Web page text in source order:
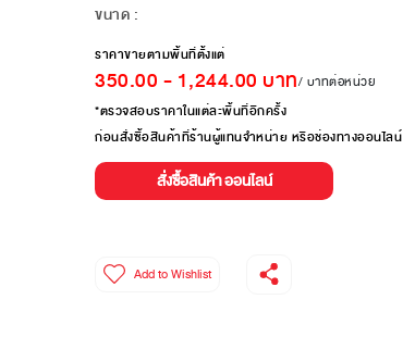
ขนาด :
ราคาขายตามพื้นที่ตั้งแต่
350.00 - 1,244.00 บาท/ บาทต่อหน่วย
*ตรวจสอบราคาในแต่ละพื้นที่อีกครั้ง
ก่อนสั่งซื้อสินค้าที่ร้านผู้แทนจำหน่าย หรือช่องทางออนไลน์
สั่งซื้อสินค้า ออนไลน์
Add to Wishlist